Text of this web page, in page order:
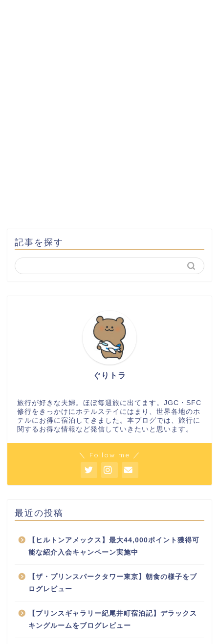
記事を探す
ぐりトラ
旅行が好きな夫婦。ほぼ毎週旅に出てます。JGC・SFC
修行をきっかけにホテルステイにはまり、世界各地のホ
テルにお得に宿泊してきました。本ブログでは、旅行に
関するお得な情報など発信していきたいと思います。
＼ Follow me ／
最近の投稿
【ヒルトンアメックス】最大44,000ポイント獲得可
能な紹介入会キャンペーン実施中
【ザ・プリンスパークタワー東京】朝食の様子をブ
ログレビュー
【プリンスギャラリー紀尾井町宿泊記】デラックス
キングルームをブログレビュー